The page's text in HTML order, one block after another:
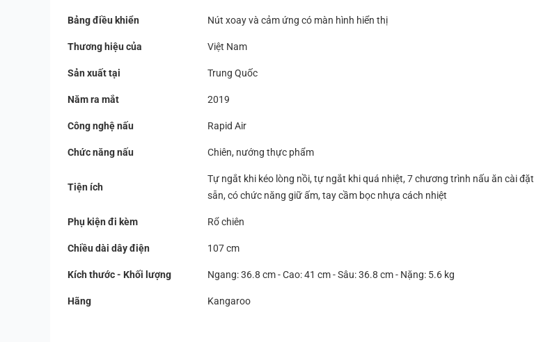
Bảng điều khiển Nút xoay và cảm ứng có màn hình hiển thị
Thương hiệu của Việt Nam
Sản xuất tại Trung Quốc
Năm ra mắt 2019
Công nghệ nấu Rapid Air
Chức năng nấu Chiên, nướng thực phẩm
Tiện ích
Tự ngắt khi kéo lòng nồi, tự ngắt khi quá nhiệt, 7 chương trình nấu ăn cài đặt
sẵn, có chức năng giữ ấm, tay cầm bọc nhựa cách nhiệt
Phụ kiện đi kèm Rổ chiên
Chiều dài dây điện 107 cm
Kích thước - Khối lượng Ngang: 36.8 cm - Cao: 41 cm - Sâu: 36.8 cm - Nặng: 5.6 kg
Hãng Kangaroo